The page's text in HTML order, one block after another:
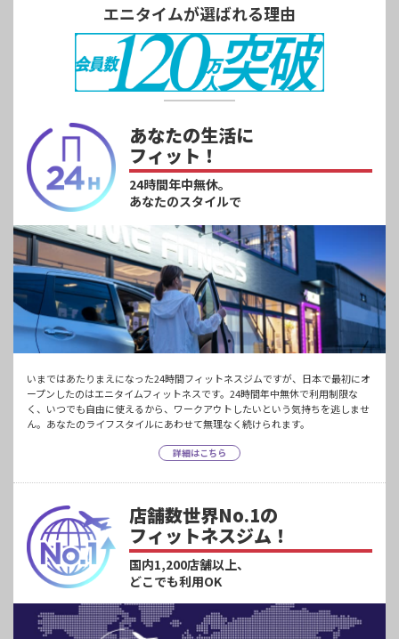
エニタイムが選ばれる理由
あなたの生活に
フィット！
24時間年中無休。
あなたのスタイルで
いまではあたりまえになった24時間フィットネスジムですが、日本で最初にオ
ープンしたのはエニタイムフィットネスです。24時間年中無休で利用制限な
く、いつでも自由に使えるから、ワークアウトしたいという気持ちを逃しませ
ん。あなたのライフスタイルにあわせて無理なく続けられます。
詳細はこちら
店舗数世界No.1の
フィットネスジム！
国内1,200店舗以上、
どこでも利用OK